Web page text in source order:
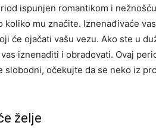
ispunjen romantikom i
koliko mu značite. Iznenađivaće
će ojačati vašu vezu. Ako ste u
iznenaditi i obradovati. Ovaj
slobodni, očekujte da se neko iz
želje